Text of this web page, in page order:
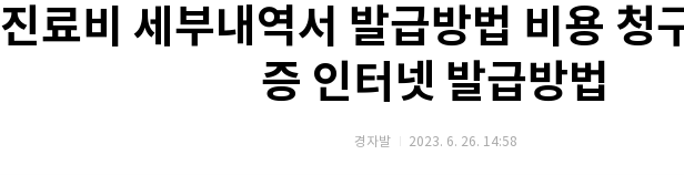
진료비 세부내역서 발급방법 비용 청
증 인터넷 발급방법
경자발 2023. 6. 26. 14:58